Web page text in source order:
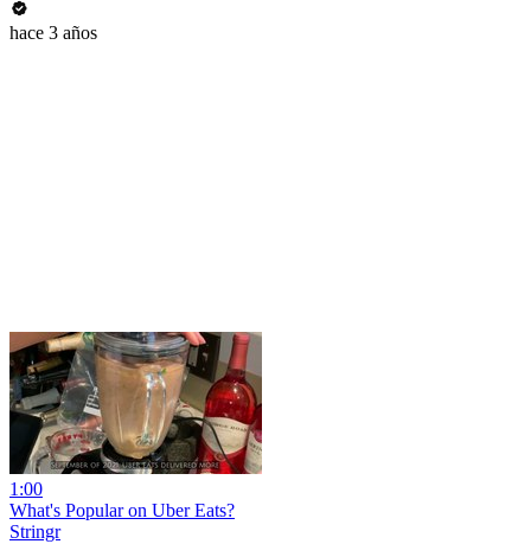
hace 3 años
1:00
What's Popular on Uber Eats?
Stringr